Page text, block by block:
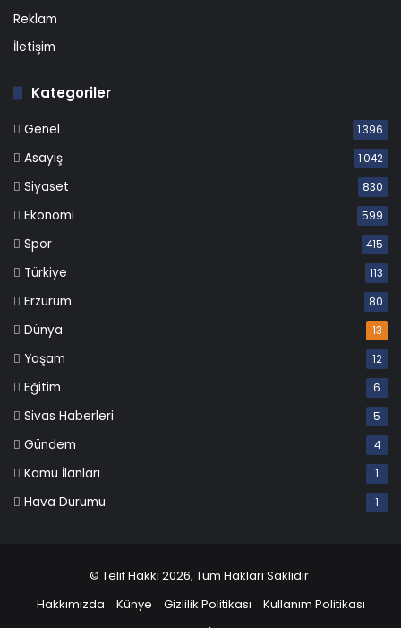
Reklam
İletişim
Kategoriler
Genel 1.396
Asayiş 1.042
Siyaset 830
Ekonomi 599
Spor 415
Türkiye 113
Erzurum 80
Dünya 13
Yaşam 12
Eğitim 6
Sivas Haberleri 5
Gündem 4
Kamu İlanları 1
Hava Durumu 1
© Telif Hakkı 2026, Tüm Hakları Saklıdır
Hakkımızda
Künye Gizlilik Politikası
Kullanım Politikası